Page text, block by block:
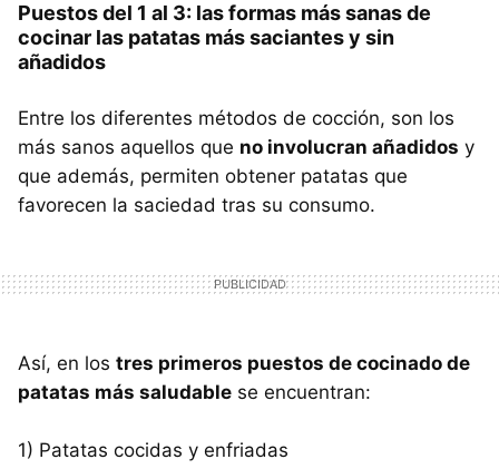
Puestos del 1 al 3: las formas más sanas de
cocinar las patatas más saciantes y sin
añadidos
Entre los diferentes métodos de cocción, son los
más sanos aquellos que no involucran añadidos y
que además, permiten obtener patatas que
favorecen la saciedad tras su consumo.
Así, en los tres primeros puestos de cocinado de
patatas más saludable se encuentran:
1) Patatas cocidas y enfriadas